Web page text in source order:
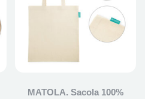
MATOLA. Sacola 100%